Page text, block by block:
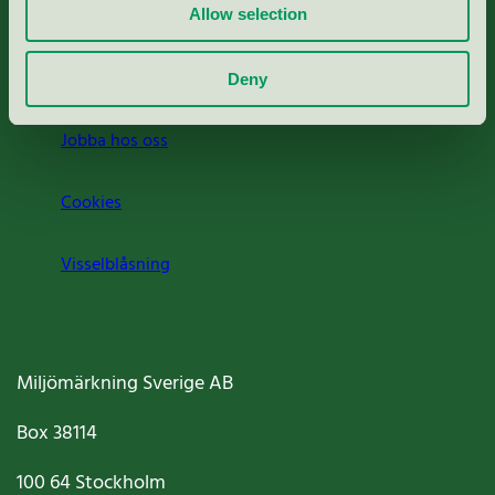
Allow selection
Deny
Jobba hos oss
Cookies
Visselblåsning
Miljömärkning Sverige AB
Box38114
100 64Stockholm